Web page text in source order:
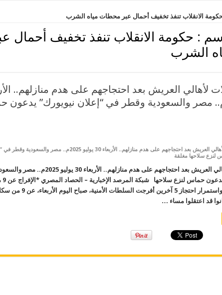
الانقلاب تنفذ تخفيف أحمال عبر محطات مياه الشرب
: حكومة الانقلاب تنفذ تخفيف أحمال
الشرب
2025م.. مصر والسعودية وقطر في “إعلان نيويورك”
على حملة اعتقالات لأهالي العريش بعد احتجاجهم على هدم منازلهم.. الأربعاء 30 يوليو 2025م.. مصر
لنزع سلاحها مغلقة
حملة اعتقالات لأهالي العريش بعد احتجاجهم على هدم
الميناء بالعريش.. واستمرار احتجاز 5
قد اعتقلوا مساء …